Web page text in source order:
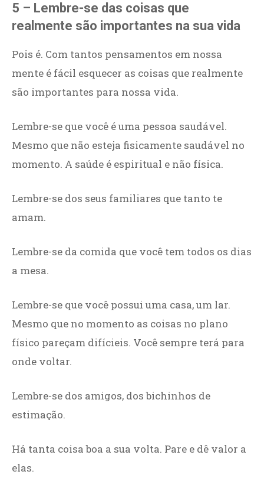
5 – Lembre-se das coisas que
realmente são importantes na sua vida
Pois é. Com tantos pensamentos em nossa
mente é fácil esquecer as coisas que realmente
são importantes para nossa vida.
Lembre-se que você é uma pessoa saudável.
Mesmo que não esteja fisicamente saudável no
momento. A saúde é espiritual e não física.
Lembre-se dos seus familiares que tanto te
amam.
Lembre-se da comida que você tem todos os dias
a mesa.
Lembre-se que você possui uma casa, um lar.
Mesmo que no momento as coisas no plano
físico pareçam difícieis. Você sempre terá para
onde voltar.
Lembre-se dos amigos, dos bichinhos de
estimação.
Há tanta coisa boa a sua volta. Pare e dê valor a
elas.